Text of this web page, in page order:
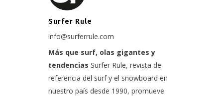
Surfer Rule
info@surferrule.com
Más que surf, olas gigantes y
tendencias Surfer Rule, revista de
referencia del surf y el snowboard en
nuestro país desde 1990, promueve